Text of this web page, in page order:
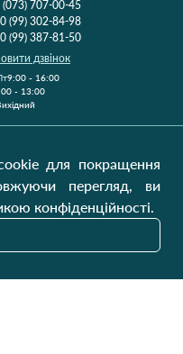
(073) 707-00-45
(99) 302-84-98
(99) 387-81-50
дзвінок
9:00 - 16:00
- 13:00
для покращення
перегляд, ви
конфіденційності.